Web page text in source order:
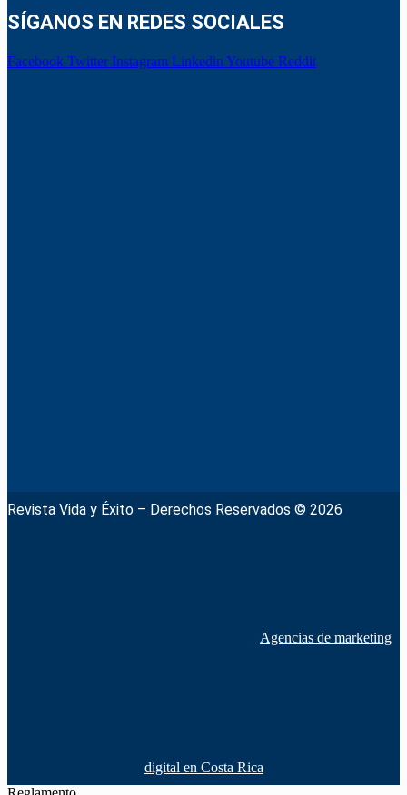
SÍGANOS EN REDES SOCIALES
Facebook Twitter Instagram Linkedin Youtube Reddit
Revista Vida y Éxito – Derechos Reservados © 2026
Agencias de marketing
digital en Costa Rica